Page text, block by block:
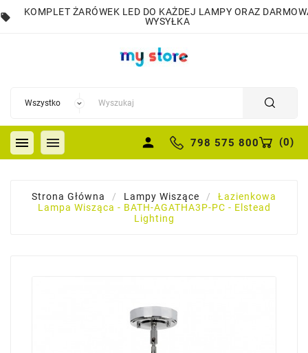
local_offer
KOMPLET ŻARÓWEK LED DO KAŻDEJ LAMPY ORAZ
WYSYŁKA
  person 798 575 800 (0)
Strona Główna Lampy Wiszące
Łazienkowa
Lampa Wisząca - BATH-AGATHA3P-PC - Elstead
Lighting